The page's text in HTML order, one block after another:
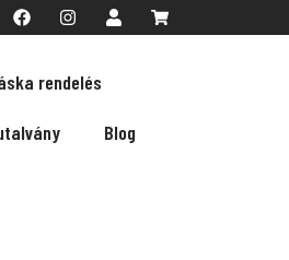
rendelés
Blog